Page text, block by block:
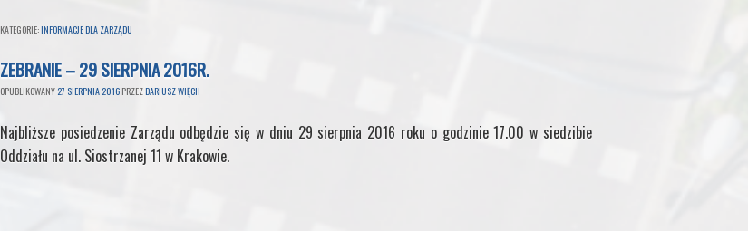
KATEGORIE:INFORMACJE DLA ZARZĄDU
ZEBRANIE – 29 SIERPNIA 2016R.
OPUBLIKOWANY 27 SIERPNIA 2016 PRZEZDARIUSZ WIĘCH
Najbliższe posiedzenie Zarządu odbędzie się w dniu 29 sierpnia 2016 roku o godzinie 17.00 w siedzibie
Oddziału na ul. Siostrzanej 11 w Krakowie.